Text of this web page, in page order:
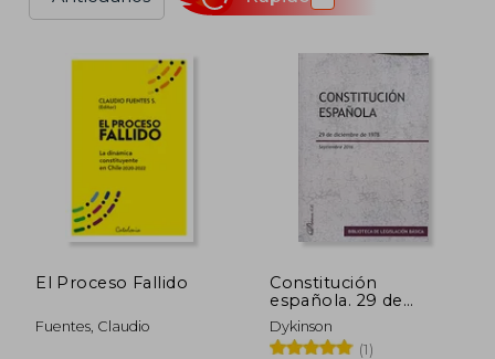
El Proceso Fallido
Fuentes, Claudio
Constitución
española. 29 de
diciembre de 1978.
42614
Dykinson
(1)